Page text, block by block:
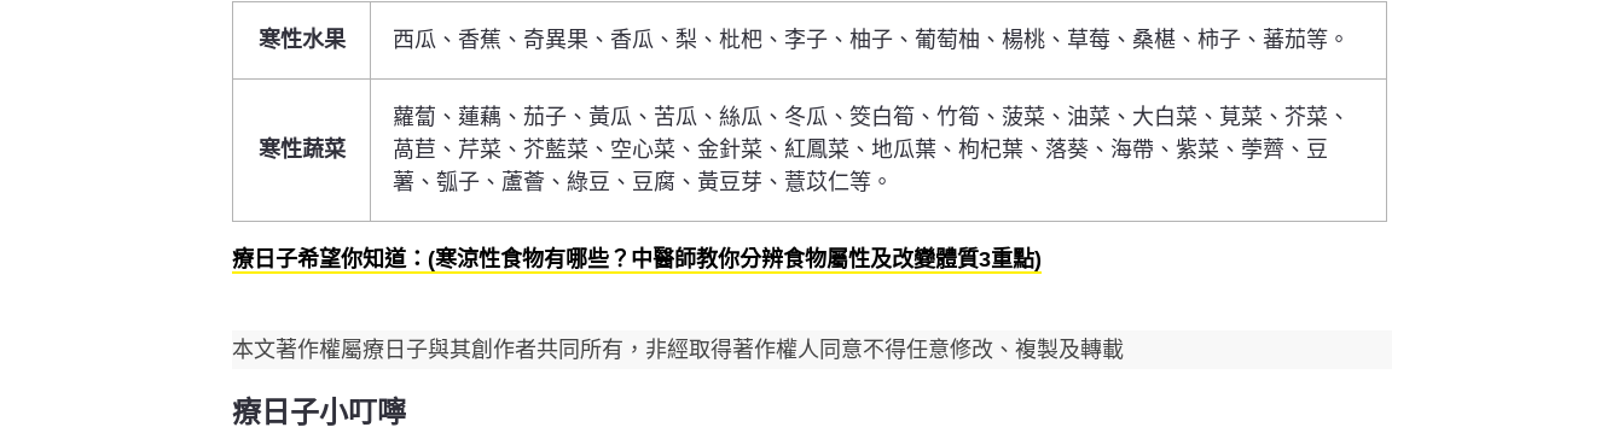
寒性水果 西瓜、香蕉、奇異果、香瓜、梨、枇杷、李子、柚子、葡萄柚、楊桃、草莓、桑椹、柿子、蕃茄等。
寒性蔬菜
蘿蔔、蓮藕、茄子、黃瓜、苦瓜、絲瓜、冬瓜、筊白筍、竹筍、菠菜、油菜、大白菜、莧菜、芥菜、
萵苣、芹菜、芥藍菜、空心菜、金針菜、紅鳳菜、地瓜葉、枸杞葉、落葵、海帶、紫菜、荸薺、豆
薯、瓠子、蘆薈、綠豆、豆腐、黃豆芽、薏苡仁等。
療日子希望你知道：(寒涼性食物有哪些？中醫師教你分辨食物屬性及改變體質3重點)
本文著作權屬療日子與其創作者共同所有，非經取得著作權人同意不得任意修改、複製及轉載
療日子小叮嚀